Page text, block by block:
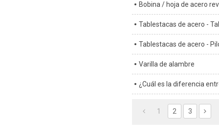
Bobina / hoja de acero
Tablestacas de acero -
Tablestacas de acero -
Varilla de alambre
¿Cuál es la diferencia
1 2 3